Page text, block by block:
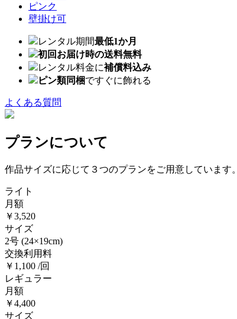
ピンク
壁掛け可
レンタル期間最低1か月
初回お届け時の送料無料
レンタル料金に補償料込み
ピン類同梱ですぐに飾れる
よくある質問
プランについて
作品サイズに応じて３つのプランをご用意しています。
ライト
月額
￥3,520
サイズ
2号 (24×19cm)
交換利用料
￥1,100 /回
レギュラー
月額
￥4,400
サイズ